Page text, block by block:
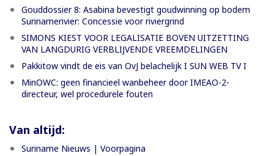
Gouddossier 8: Asabina bevestigt goudwinning op bodem
Surinamerivier: Concessie voor riviergrind
SIMONS KIEST VOOR LEGALISATIE BOVEN UITZETTING
VAN LANGDURIG VERBLIJVENDE VREEMDELINGEN
Pakkitow vindt de eis van OvJ belachelijk I SUN WEB TV I
MinOWC: geen financieel wanbeheer door IMEAO-2-
directeur, wel procedurele fouten
Van altijd:
Suriname Nieuws | Voorpagina